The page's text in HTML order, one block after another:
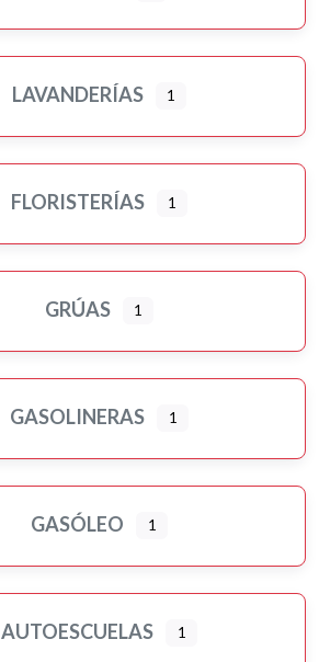
LAVANDERÍAS 1
FLORISTERÍAS 1
GRÚAS 1
GASOLINERAS 1
GASÓLEO 1
AUTOESCUELAS 1